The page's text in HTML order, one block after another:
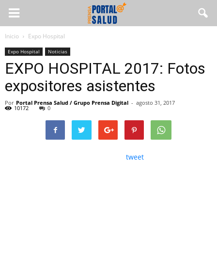
Inicio Expo Hospital
Expo Hospital Noticias
EXPO HOSPITAL 2017: Fotos
expositores asistentes
Por Portal Prensa Salud / Grupo Prensa Digital - agosto 31, 2017
10172 0
tweet